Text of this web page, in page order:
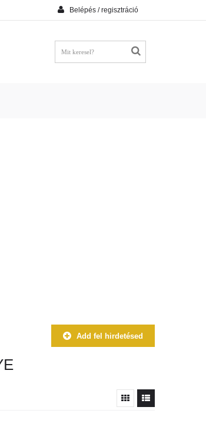
Belépés / regisztráció
Add fel hirdetésed